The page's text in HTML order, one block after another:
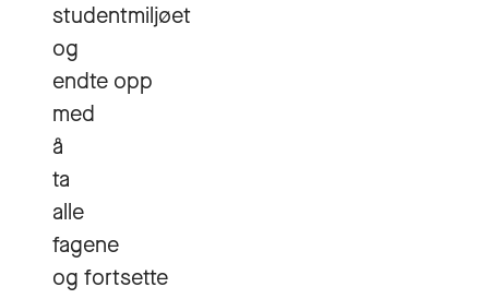
studentmiljøet
og
endte opp
med
å
ta
alle
fagene
og fortsette